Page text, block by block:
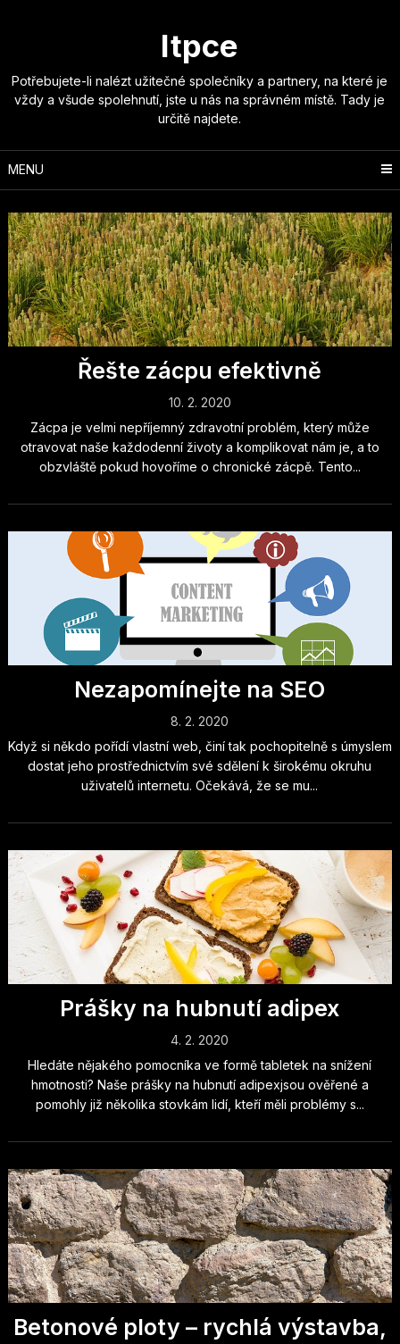
Itpce
Potřebujete-li nalézt užitečné společníky a partnery, na které je
vždy a všude spolehnutí, jste u nás na správném místě. Tady je
určitě najdete.
MENU
Řešte zácpu efektivně
10. 2. 2020
Zácpa je velmi nepříjemný zdravotní problém, který může
otravovat naše každodenní životy a komplikovat nám je, a to
obzvláště pokud hovoříme o chronické zácpě. Tento...
Nezapomínejte na SEO
8. 2. 2020
Když si někdo pořídí vlastní web, činí tak pochopitelně s úmyslem
dostat jeho prostřednictvím své sdělení k širokému okruhu
uživatelů internetu. Očekává, že se mu...
Prášky na hubnutí adipex
4. 2. 2020
Hledáte nějakého pomocníka ve formě tabletek na snížení
hmotnosti? Naše prášky na hubnutí adipexjsou ověřené a
pomohly již několika stovkám lidí, kteří měli problémy s...
Betonové ploty – rychlá výstavba,